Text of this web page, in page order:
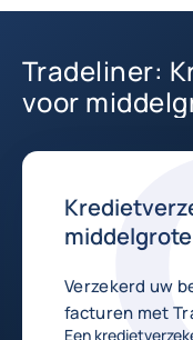
Tradeliner:
voor
Verzekerd uw
facturen met
Een